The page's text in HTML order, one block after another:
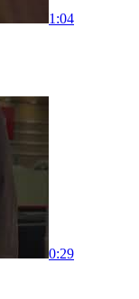
1:04
0:29